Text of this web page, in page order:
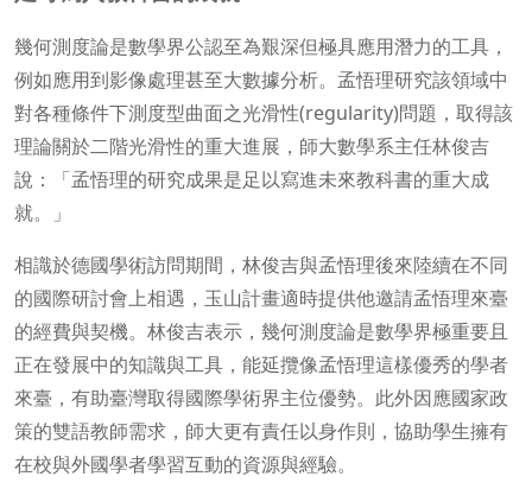
幾何測度論是數學界公認至為艱深但極具應用潛力的工具，
例如應用到影像處理甚至大數據分析。孟悟理研究該領域中
對各種條件下測度型曲面之光滑性(regularity)問題，取得該
理論關於二階光滑性的重大進展，師大數學系主任林俊吉
說：「孟悟理的研究成果是足以寫進未來教科書的重大成
就。」
相識於德國學術訪問期間，林俊吉與孟悟理後來陸續在不同
的國際研討會上相遇，玉山計畫適時提供他邀請孟悟理來臺
的經費與契機。林俊吉表示，幾何測度論是數學界極重要且
正在發展中的知識與工具，能延攬像孟悟理這樣優秀的學者
來臺，有助臺灣取得國際學術界主位優勢。此外因應國家政
策的雙語教師需求，師大更有責任以身作則，協助學生擁有
在校與外國學者學習互動的資源與經驗。